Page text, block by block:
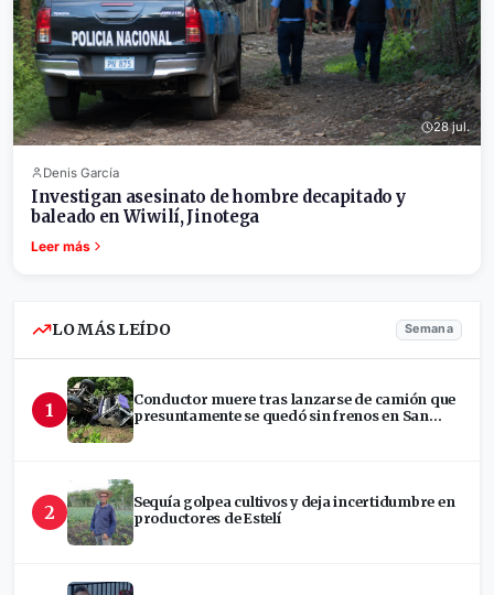
28 jul.
Denis García
Investigan asesinato de hombre decapitado y
baleado en Wiwilí, Jinotega
Leer más
LO MÁS LEÍDO Semana
1
Conductor muere tras lanzarse de camión que
presuntamente se quedó sin frenos en San
2
Sequía golpea cultivos y deja incertidumbre en
productores de Estelí